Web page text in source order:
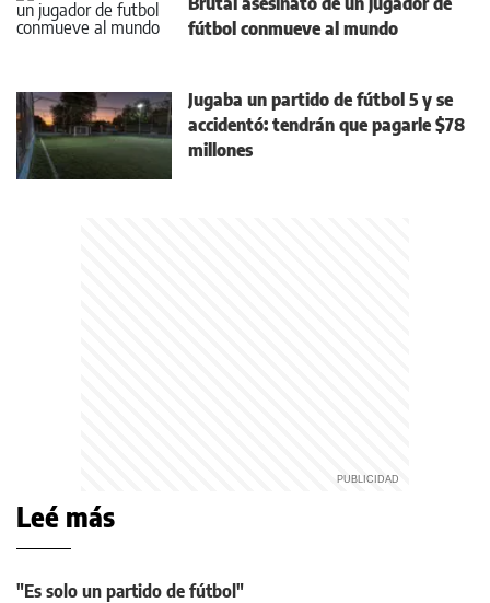
fútbol conmueve al mundo
Jugaba un partido de fútbol 5 y se
accidentó: tendrán que pagarle $78
millones
Leé más
"Es solo un partido de fútbol"